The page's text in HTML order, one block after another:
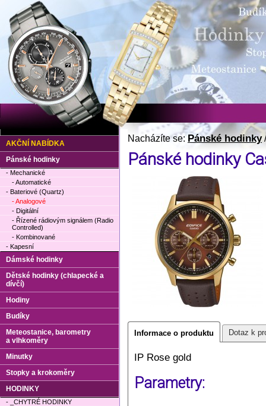
Nacházíte se:Pánské hodinky
Pánské hodinky
Informace o produktu Dotaz k
IP Rose gold
Parametry:
AKČNÍ NABÍDKA
Pánské hodinky
- Mechanické
- Automatické
- Bateriové (Quartz)
- Analogové
- Digitální
- Řízené rádiovým signálem (Radio
Controlled)
- Kombinované
- Kapesní
Dámské hodinky
Dětské hodinky (chlapecké a
dívčí)
Hodiny
Budíky
Meteostanice, barometry
a vlhkoměry
Minutky
Stopky a krokoměry
HODINKY
- _CHYTRÉ HODINKY